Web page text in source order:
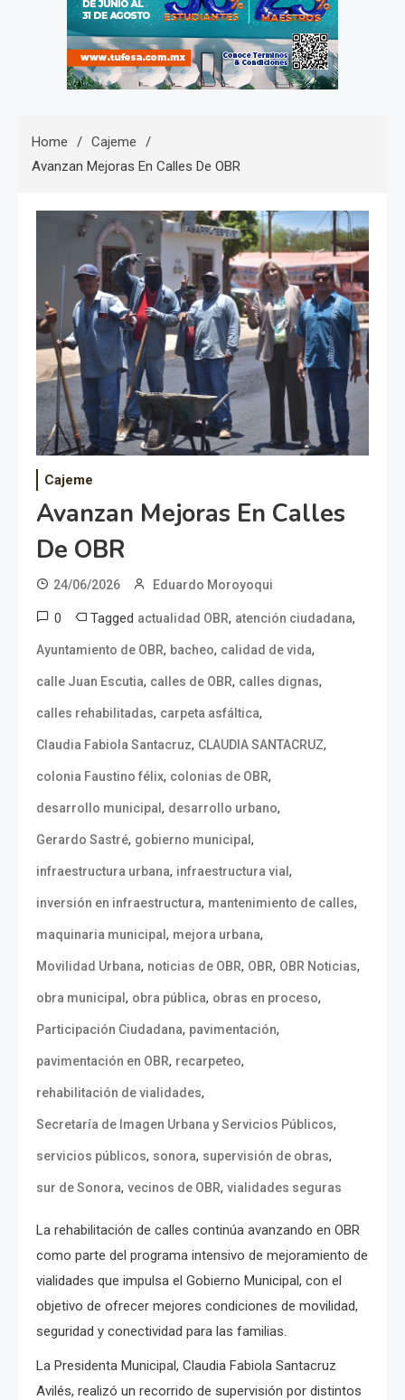
Home
Cajeme
Avanzan Mejoras En Calles De OBR
Cajeme
Avanzan Mejoras En Calles
De OBR
24/06/2026 Eduardo Moroyoqui
0 Tagged actualidad OBR, atención ciudadana,
Ayuntamiento de OBR, bacheo, calidad de vida,
calle Juan Escutia, calles de OBR, calles dignas,
calles rehabilitadas, carpeta asfáltica,
Claudia Fabiola Santacruz, CLAUDIA SANTACRUZ,
colonia Faustino félix, colonias de OBR,
desarrollo municipal , desarrollo urbano,
Gerardo Sastré, gobierno municipal ,
infraestructura urbana, infraestructura vial ,
inversión en infraestructura, mantenimiento de calles,
maquinaria municipal , mejora urbana,
Movilidad Urbana, noticias de OBR, OBR, OBR Noticias,
obra municipal , obra pública, obras en proceso,
Participación Ciudadana, pavimentación,
pavimentación en OBR, recarpeteo,
rehabilitación de vialidades,
Secretaría de Imagen Urbana y Servicios Públicos,
servicios públicos, sonora, supervisión de obras,
sur de Sonora, vecinos de OBR, vialidades seguras
La rehabilitación de calles continúa avanzando en OBR
como parte del programa intensivo de mejoramiento de
vialidades que impulsa el Gobierno Municipal, con el
objetivo de ofrecer mejores condiciones de movilidad,
seguridad y conectividad para las familias.
La Presidenta Municipal, Claudia Fabiola Santacruz
Avilés, realizó un recorrido de supervisión por distintos